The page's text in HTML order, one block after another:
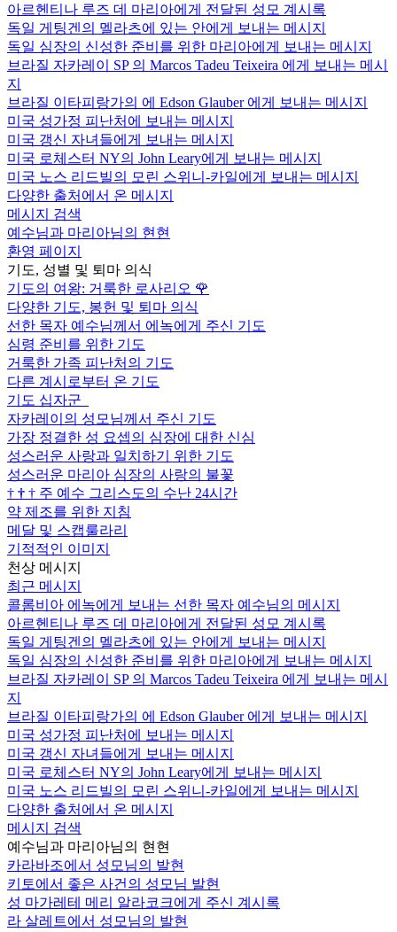
아르헨티나 루즈 데 마리아에게 전달된 성모 계시록
독일 게팅겐의 멜라츠에 있는 안에게 보내는 메시지
독일 심장의 신성한 준비를 위한 마리아에게 보내는 메시지
브라질 자카레이 SP 의 Marcos Tadeu Teixeira 에게 보내는 메시
지
브라질 이타피랑가의 에 Edson Glauber 에게 보내는 메시지
미국 성가정 피난처에 보내는 메시지
미국 갱신 자녀들에게 보내는 메시지
미국 로체스터 NY의 John Leary에게 보내는 메시지
미국 노스 리드빌의 모린 스위니-카일에게 보내는 메시지
다양한 출처에서 온 메시지
메시지 검색
예수님과 마리아님의 현현
환영 페이지
기도, 성별 및 퇴마 의식
기도의 여왕: 거룩한 로사리오 🌹
다양한 기도, 봉헌 및 퇴마 의식
선한 목자 예수님께서 에녹에게 주신 기도
심령 준비를 위한 기도
거룩한 가족 피난처의 기도
다른 계시로부터 온 기도
기도 십자군
자카레이의 성모님께서 주신 기도
가장 정결한 성 요셉의 심장에 대한 신심
성스러운 사랑과 일치하기 위한 기도
성스러운 마리아 심장의 사랑의 불꽃
† † † 주 예수 그리스도의 수난 24시간
약 제조를 위한 지침
메달 및 스캡룰라리
기적적인 이미지
천상 메시지
최근 메시지
콜롬비아 에녹에게 보내는 선한 목자 예수님의 메시지
아르헨티나 루즈 데 마리아에게 전달된 성모 계시록
독일 게팅겐의 멜라츠에 있는 안에게 보내는 메시지
독일 심장의 신성한 준비를 위한 마리아에게 보내는 메시지
브라질 자카레이 SP 의 Marcos Tadeu Teixeira 에게 보내는 메시
지
브라질 이타피랑가의 에 Edson Glauber 에게 보내는 메시지
미국 성가정 피난처에 보내는 메시지
미국 갱신 자녀들에게 보내는 메시지
미국 로체스터 NY의 John Leary에게 보내는 메시지
미국 노스 리드빌의 모린 스위니-카일에게 보내는 메시지
다양한 출처에서 온 메시지
메시지 검색
예수님과 마리아님의 현현
카라바조에서 성모님의 발현
키토에서 좋은 사건의 성모님 발현
성 마가레테 메리 알라코크에게 주신 계시록
라 살레트에서 성모님의 발현